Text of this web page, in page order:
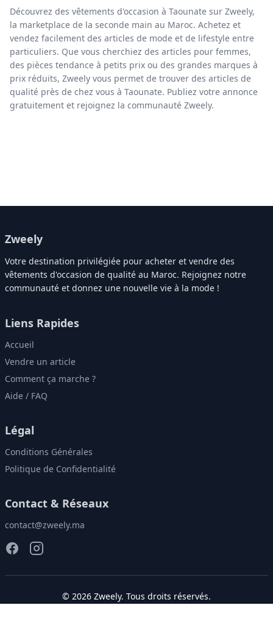
Découvrez des vêtements d'occasion à Taounate sur Zweely,
la marketplace de la seconde main au Maroc. Achetez et
vendez facilement des articles de mode et de lifestyle entre
particuliers. Que vous cherchiez des articles pour femmes,
des pièces tendance à petits prix ou des grandes marques à
prix réduits, Zweely vous permet de trouver des articles de
qualité près de chez vous à Taounate. Publiez votre annonce
gratuitement et rejoignez la communauté Zweely.
Zweely
Votre destination privilégiée pour acheter et vendre des
vêtements d'occasion de qualité au Maroc. Rejoignez notre
communauté et donnez une nouvelle vie à la mode !
Liens Rapides
Accueil
Vendre un article
Comment ça marche ?
Aide / FAQ
Légal
Conditions Générales
Politique de Confidentialité
Contact & Réseaux
contact@zweely.ma
© 2026 Zweely. Tous droits réservés.